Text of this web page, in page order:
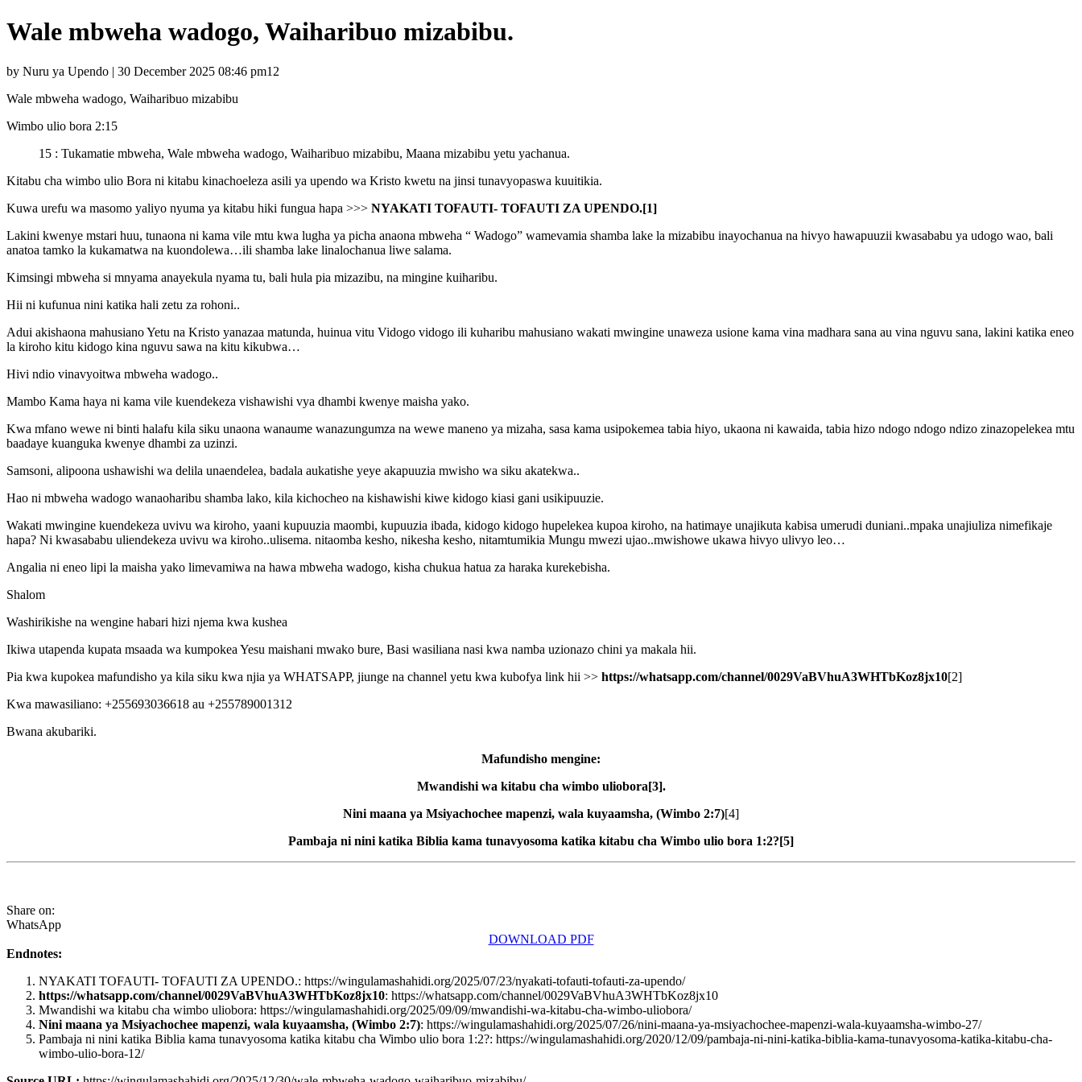
Wale mbweha wadogo, Waiharibuo mizabibu.
by Nuru ya Upendo | 30 December 2025 08:46 pm12
Wale mbweha wadogo, Waiharibuo mizabibu
Wimbo ulio bora 2:15
15 : Tukamatie mbweha, Wale mbweha wadogo, Waiharibuo mizabibu, Maana mizabibu yetu yachanua.
Kitabu cha wimbo ulio Bora ni kitabu kinachoeleza asili ya upendo wa Kristo kwetu na jinsi tunavyopaswa kuuitikia.
Kuwa urefu wa masomo yaliyo nyuma ya kitabu hiki fungua hapa >>> NYAKATI TOFAUTI- TOFAUTI ZA UPENDO.[1]
Lakini kwenye mstari huu, tunaona ni kama vile mtu kwa lugha ya picha anaona mbweha “ Wadogo” wamevamia shamba lake la mizabibu inayochanua na hivyo hawapuuzii kwasababu ya udogo wao, bali
anatoa tamko la kukamatwa na kuondolewa…ili shamba lake linalochanua liwe salama.
Kimsingi mbweha si mnyama anayekula nyama tu, bali hula pia mizazibu, na mingine kuiharibu.
Hii ni kufunua nini katika hali zetu za rohoni..
Adui akishaona mahusiano Yetu na Kristo yanazaa matunda, huinua vitu Vidogo vidogo ili kuharibu mahusiano wakati mwingine unaweza usione kama vina madhara sana au vina nguvu sana, lakini katika eneo
la kiroho kitu kidogo kina nguvu sawa na kitu kikubwa…
Hivi ndio vinavyoitwa mbweha wadogo..
Mambo Kama haya ni kama vile kuendekeza vishawishi vya dhambi kwenye maisha yako.
Kwa mfano wewe ni binti halafu kila siku unaona wanaume wanazungumza na wewe maneno ya mizaha, sasa kama usipokemea tabia hiyo, ukaona ni kawaida, tabia hizo ndogo ndogo ndizo zinazopelekea mtu
baadaye kuanguka kwenye dhambi za uzinzi.
Samsoni, alipoona ushawishi wa delila unaendelea, badala aukatishe yeye akapuuzia mwisho wa siku akatekwa..
Hao ni mbweha wadogo wanaoharibu shamba lako, kila kichocheo na kishawishi kiwe kidogo kiasi gani usikipuuzie.
Wakati mwingine kuendekeza uvivu wa kiroho, yaani kupuuzia maombi, kupuuzia ibada, kidogo kidogo hupelekea kupoa kiroho, na hatimaye unajikuta kabisa umerudi duniani..mpaka unajiuliza nimefikaje
hapa? Ni kwasababu uliendekeza uvivu wa kiroho..ulisema. nitaomba kesho, nikesha kesho, nitamtumikia Mungu mwezi ujao..mwishowe ukawa hivyo ulivyo leo…
Angalia ni eneo lipi la maisha yako limevamiwa na hawa mbweha wadogo, kisha chukua hatua za haraka kurekebisha.
Shalom
Washirikishe na wengine habari hizi njema kwa kushea
Ikiwa utapenda kupata msaada wa kumpokea Yesu maishani mwako bure, Basi wasiliana nasi kwa namba uzionazo chini ya makala hii.
Pia kwa kupokea mafundisho ya kila siku kwa njia ya WHATSAPP, jiunge na channel yetu kwa kubofya link hii >> https://whatsapp.com/channel/0029VaBVhuA3WHTbKoz8jx10[2]
Kwa mawasiliano: +255693036618 au +255789001312
Bwana akubariki.
Mafundisho mengine:
Mwandishi wa kitabu cha wimbo uliobora[3].
Nini maana ya Msiyachochee mapenzi, wala kuyaamsha, (Wimbo 2:7)[4]
Pambaja ni nini katika Biblia kama tunavyosoma katika kitabu cha Wimbo ulio bora 1:2?[5]
Share on:
WhatsApp
DOWNLOAD PDF
Endnotes:
NYAKATI TOFAUTI- TOFAUTI ZA UPENDO.: https://wingulamashahidi.org/2025/07/23/nyakati-tofauti-tofauti-za-upendo/
https://whatsapp.com/channel/0029VaBVhuA3WHTbKoz8jx10: https://whatsapp.com/channel/0029VaBVhuA3WHTbKoz8jx10
Mwandishi wa kitabu cha wimbo uliobora: https://wingulamashahidi.org/2025/09/09/mwandishi-wa-kitabu-cha-wimbo-uliobora/
Nini maana ya Msiyachochee mapenzi, wala kuyaamsha, (Wimbo 2:7): https://wingulamashahidi.org/2025/07/26/nini-maana-ya-msiyachochee-mapenzi-wala-kuyaamsha-wimbo-27/
Pambaja ni nini katika Biblia kama tunavyosoma katika kitabu cha Wimbo ulio bora 1:2?: https://wingulamashahidi.org/2020/12/09/pambaja-ni-nini-katika-biblia-kama-tunavyosoma-katika-kitabu-cha-
wimbo-ulio-bora-12/